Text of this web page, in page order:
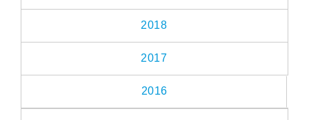
2018
2017
2016